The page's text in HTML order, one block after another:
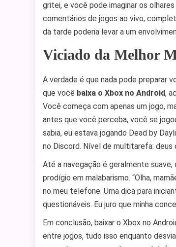
gritei, e você pode imaginar os
comentários de jogos ao vivo,
da tarde poderia levar a um
Viciado da Melhor
A verdade é que nada pode preparar
que você baixa o Xbox no Android,
Você começa com apenas um jogo,
antes que você perceba, você se
sabia, eu estava jogando Dead by
no Discord. Nível de multitarefa: deus
Até a navegação é geralmente
prodígio em malabarismo. “Olha,
no meu telefone. Uma dica para
questionáveis. Eu juro que minha
Em conclusão, baixar o Xbox no
entre jogos, tudo isso enquanto